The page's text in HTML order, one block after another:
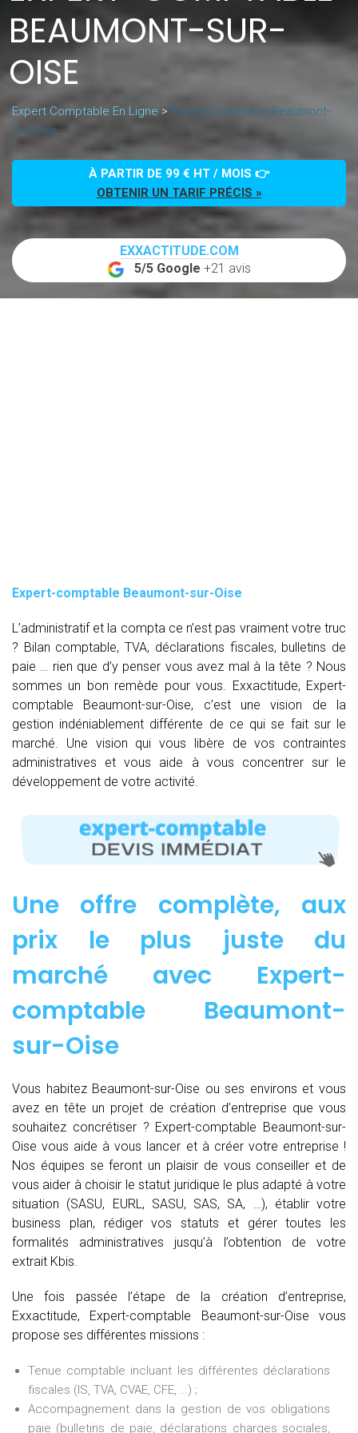
BEAUMONT-SUR-
OISE
Expert Comptable En Ligne > Expert-Comptable Beaumont-
Sur-Oise
À PARTIR DE 99 € HT / MOIS 👉
OBTENIR UN TARIF PRÉCIS »
EXXACTITUDE.COM
5/5 Google +21 avis
Expert-comptable Beaumont-sur-Oise
L’administratif et la compta ce n’est pas vraiment votre truc
? Bilan comptable, TVA, déclarations fiscales, bulletins de
paie … rien que d’y penser vous avez mal à la tête ? Nous
sommes un bon remède pour vous. Exxactitude, Expert-
comptable Beaumont-sur-Oise, c’est une vision de la
gestion indéniablement différente de ce qui se fait sur le
marché. Une vision qui vous libère de vos contraintes
administratives et vous aide à vous concentrer sur le
développement de votre activité.
Une offre complète, aux
prix le plus juste du
marché avec Expert-
comptable Beaumont-
sur-Oise
Vous habitez Beaumont-sur-Oise ou ses environs et vous
avez en tête un projet de création d’entreprise que vous
souhaitez concrétiser ? Expert-comptable Beaumont-sur-
Oise vous aide à vous lancer et à créer votre entreprise !
Nos équipes se feront un plaisir de vous conseiller et de
vous aider à choisir le statut juridique le plus adapté à votre
situation (SASU, EURL, SASU, SAS, SA, …), établir votre
business plan, rédiger vos statuts et gérer toutes les
formalités administratives jusqu’à l’obtention de votre
extrait Kbis.
Une fois passée l’étape de la création d’entreprise,
Exxactitude, Expert-comptable Beaumont-sur-Oise vous
propose ses différentes missions :
Tenue comptable incluant les différentes déclarations
fiscales (IS, TVA, CVAE, CFE, …) ;
Accompagnement dans la gestion de vos obligations
paie (bulletins de paie, déclarations charges sociales,